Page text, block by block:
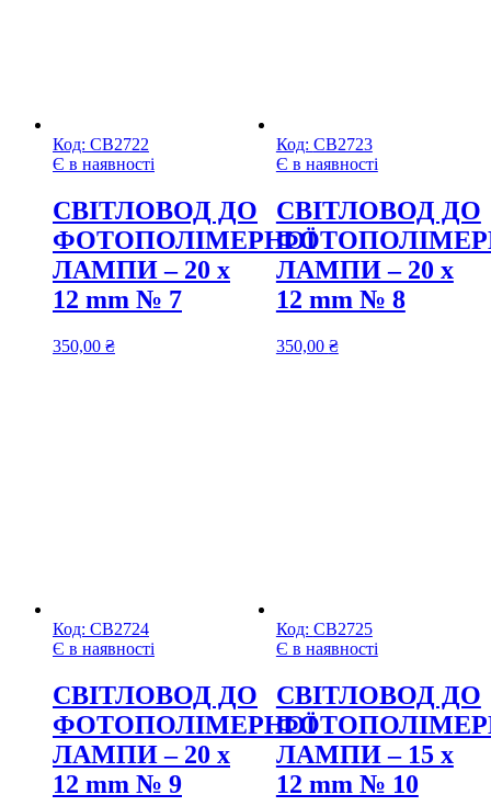
Код: СВ2722
Є в наявності
CВІТЛОВОД ДО
ФОТОПОЛІМЕРНОЇ
ЛАМПИ – 20 х
12 mm № 7
350,00 ₴
Код: СВ2723
Є в наявності
CВІТЛОВОД ДО
ЛАМПИ – 20 х
12 mm № 8
350,00 ₴
Код: СВ2724
Є в наявності
CВІТЛОВОД ДО
ФОТОПОЛІМЕРНОЇ
ЛАМПИ – 20 х
12 mm № 9
Код: СВ2725
Є в наявності
CВІТЛОВОД ДО
ЛАМПИ – 15 х
12 mm № 10